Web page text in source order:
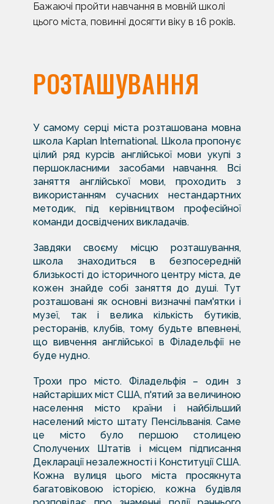
Бажаючі пройти навчання в мовній школі
цього міста, повинні досягти віку в 16 років.
РОЗТАШУВАННЯ
У самому серці міста розташована мовна
школа Kaplan International. Школа пропонує
цілий ряд курсів англійської мови укупі з
першокласними засобами навчання. Всі
заняття англійської мови, проходить з
використанням сучасних нестандартних
методик, під керівництвом професійної
команди досвідчених викладачів.
Завдяки своєму місцю розташування,
школа знаходиться в безпосередній
близькості до історичного центру міста, де
кожен знайде собі заняття до душі. Тут
розташовані як основні визначні пам'ятки і
музеї, так і велика кількість бутиків,
ресторанів, клубів, тому будьте впевнені,
що вивчення англійської в Філадельфії не
буде нудно.
Трохи про місто. Філадельфія – один з
найстаріших міст США, п'ятий за величиною
населення місто країни і найбільший
населений місто штату Пенсільванія. Саме
це місто було першою столицею
Сполучених Штатів і місцем підписання
Декларації незалежності і Конституції США.
Кожна вулиця цього міста просякнута
багатовіковою історією, кожна будівля